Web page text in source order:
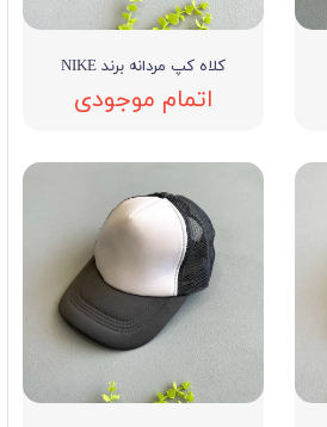
کلاه کپ مردانه برند NIKE
اتمام موجودی